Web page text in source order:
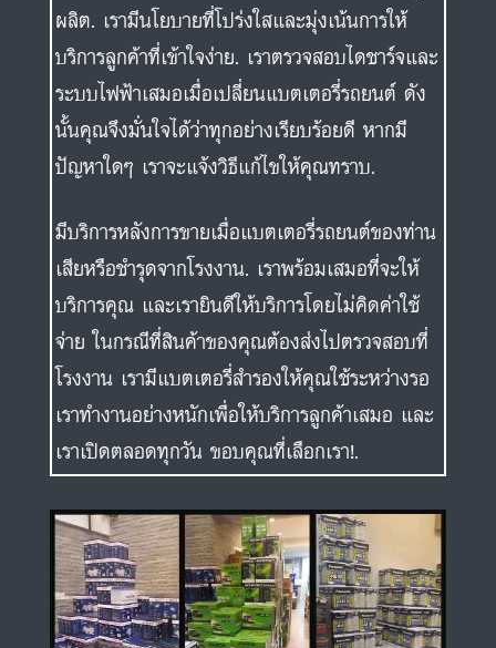
ผลิต. เรามีนโยบายที่โปร่งใสและมุ่งเน้นการให้
บริการลูกค้าที่เข้าใจง่าย. เราตรวจสอบไดชาร์จและ
ระบบไฟฟ้าเสมอเมื่อเปลี่ยนแบตเตอรี่รถยนต์ ดัง
นั้นคุณจึงมั่นใจได้ว่าทุกอย่างเรียบร้อยดี หากมี
ปัญหาใดๆ เราจะแจ้งวิธีแก้ไขให้คุณทราบ.
มีบริการหลังการขายเมื่อแบตเตอรี่รถยนต์ของท่าน
เสียหรือชำรุดจากโรงงาน. เราพร้อมเสมอที่จะให้
บริการคุณ และเรายินดีให้บริการโดยไม่คิดค่าใช้
จ่าย ในกรณีที่สินค้าของคุณต้องส่งไปตรวจสอบที่
โรงงาน เรามีแบตเตอรี่สำรองให้คุณใช้ระหว่างรอ
เราทำงานอย่างหนักเพื่อให้บริการลูกค้าเสมอ และ
เราเปิดตลอดทุกวัน ขอบคุณที่เลือกเรา!.